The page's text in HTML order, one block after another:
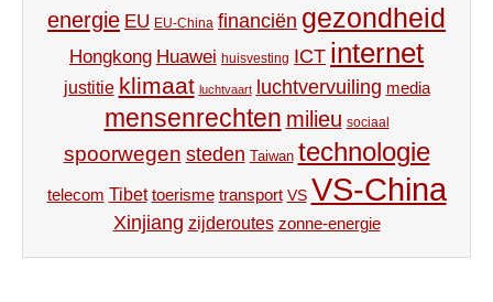
energie EU EU-China financiën gezondheid
Hongkong Huawei huisvesting ICT internet
justitie klimaat luchtvaart luchtvervuiling media
mensenrechten milieu sociaal
spoorwegen steden Taiwan technologie
telecom Tibet toerisme transport VS VS-China
Xinjiang zijderoutes zonne-energie